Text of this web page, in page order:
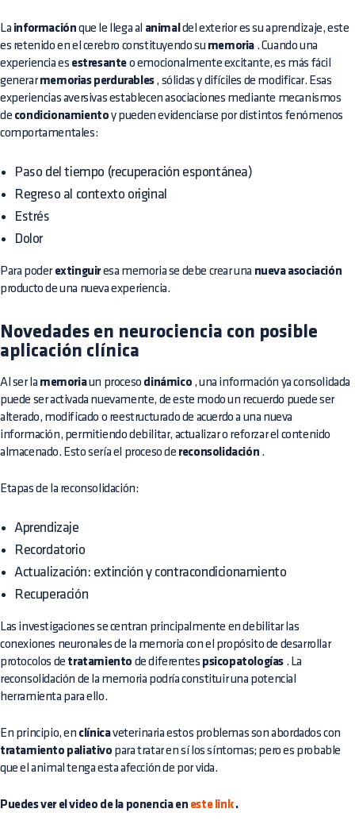
La información que le llega al animal del exterior es su aprendizaje, este
es retenido en el cerebro constituyendo su memoria . Cuando una
experiencia es estresante o emocionalmente excitante, es más fácil
generarmemorias perdurables, sólidas y difíciles de modificar. Esas
experiencias aversivas establecen asociaciones mediante mecanismos
de condicionamiento y pueden evidenciarse por distintos fenómenos
comportamentales:
Paso del tiempo (recuperación espontánea)
Regreso al contexto original
Estrés
Dolor
Para poder extinguiresa memoria se debe crear una nueva asociación
producto de una nueva experiencia.
Novedades en neurociencia con posible
aplicación clínica
Al ser la memoriaun proceso dinámico , una información ya consolidada
puede ser activada nuevamente, de este modo un recuerdo puede ser
alterado, modificado o reestructurado de acuerdo a una nueva
información, permitiendo debilitar, actualizar o reforzar el contenido
almacenado. Esto sería el proceso de reconsolidación .
Etapas de la reconsolidación:
Aprendizaje
Recordatorio
Actualización: extinción y contracondicionamiento
Recuperación
Las investigaciones se centran principalmente en debilitar las
conexiones neuronales de la memoria con el propósito de desarrollar
protocolos de tratamiento de diferentes psicopatologías . La
reconsolidación de la memoria podría constituir una potencial
herramienta para ello.
En principio, en clínicaveterinaria estos problemas son abordados con
tratamiento paliativo para tratar en sí los síntomas; pero es probable
que el animal tenga esta afección de por vida.
Puedes ver el video de la ponencia en este link.